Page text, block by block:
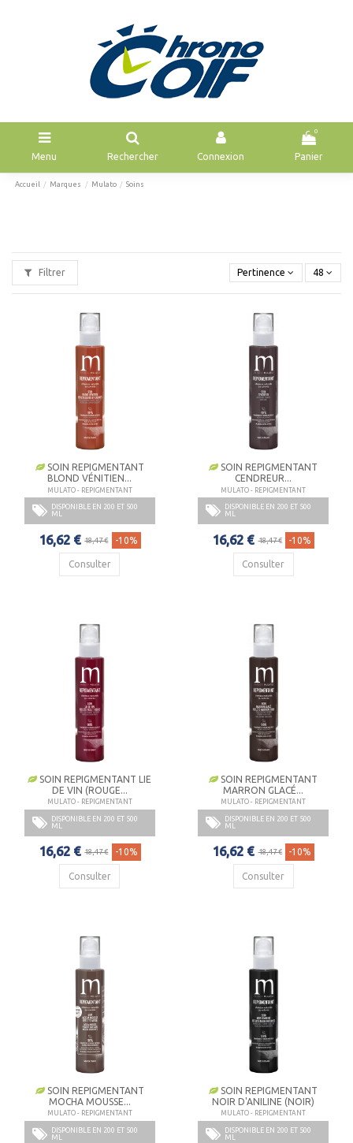
Menu Rechercher Connexion
0
Panier
Accueil Marques Mulato Soins
Filtrer Pertinence 48
SOIN REPIGMENTANT
BLOND VÉNITIEN...
MULATO - REPIGMENTANT
DISPONIBLE EN 200 ET 500
ML
16,62 € 18,47 € -10%
Consulter
SOIN REPIGMENTANT
CENDREUR...
MULATO - REPIGMENTANT
DISPONIBLE EN 200 ET 500
ML
16,62 € 18,47 € -10%
Consulter
SOIN REPIGMENTANT LIE
DE VIN (ROUGE...
MULATO - REPIGMENTANT
DISPONIBLE EN 200 ET 500
ML
16,62 € 18,47 € -10%
Consulter
SOIN REPIGMENTANT
MARRON GLACÉ...
MULATO - REPIGMENTANT
DISPONIBLE EN 200 ET 500
ML
16,62 € 18,47 € -10%
Consulter
SOIN REPIGMENTANT
MOCHA MOUSSE...
MULATO - REPIGMENTANT
DISPONIBLE EN 200 ET 500
ML
SOIN REPIGMENTANT
NOIR D'ANILINE (NOIR)
MULATO - REPIGMENTANT
DISPONIBLE EN 200 ET 500
ML